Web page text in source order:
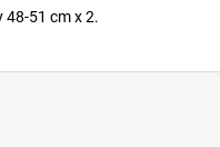
48-51 cm x 2.